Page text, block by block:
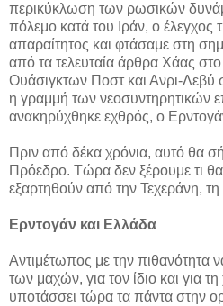
περικύκλωση των ρωσικών
πόλεμο κατά του Ιράν, ο έλεγχος
απαραίτητος και φτάσαμε στη
από τα τελευταία άρθρα Χάας
Ουάσιγκτων Ποστ και Ανρι-Λεβύ
η γραμμή των νεοσυντηρητικών
ανακηρύχθηκε εχθρός, ο
Πριν από δέκα χρόνια, αυτό θα
Πρόεδρο. Τώρα δεν ξέρουμε τι
εξαρτηθούν από την Τεχεράνη,
Ερντογάν και Ελλάδα
Αντιμέτωπος με την πιθανότητα
των μαχών, για τον ίδιο και για
υποτάσσει τώρα τα πάντα στην